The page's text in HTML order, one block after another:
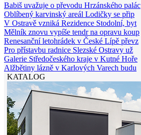
Babiš uvažuje o převodu Hrzánského palác
Oblíbený karvinský areál Lodičky se přip
V Ostravě vzniká Rezidence Stodolní, byt
Mělník znovu vypíše tendr na opravu koup
Renesanční letohrádek v České Lípě převz
Pro přístavbu radnice Slezské Ostravy už
Galerie Středočeského kraje v Kutné Hoře
Alžbětiny lázně v Karlových Varech budu
KATALOG